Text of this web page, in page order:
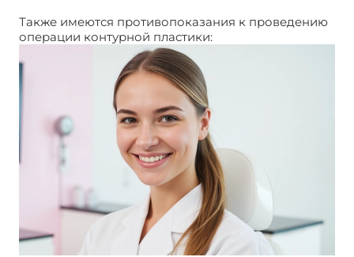
Также имеются противопоказания к проведению
операции контурной пластики: